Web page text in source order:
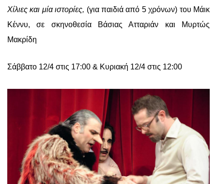
Χίλιες και μία ιστορίες, (για παιδιά από 5 χρόνων) του Μάικ
Κέννυ, σε σκηνοθεσία Βάσιας Ατταριάν και Μυρτώς
Μακρίδη
Σάββατο 12/4 στις 17:00 & Κυριακή 12/4 στις 12:00